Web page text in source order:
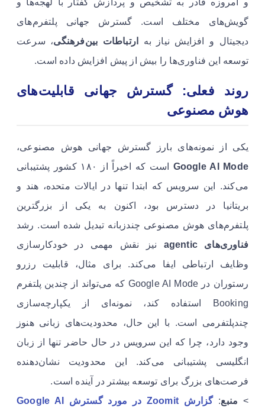
گویش‌های مختلف است. گسترش جهانی پلتفرم‌های
دیجیتال و افزایش نیاز به
ارتباطات بین‌فرهنگی، سرعت
توسعه این فناوری‌ها را بیش از پیش افزایش داده است.
روند فعلی: گسترش جهانی قابلیت‌های
هوش مصنوعی
یکی از نمونه‌های بارز گسترش جهانی هوش مصنوعی،
Google AI Mode
است که اخیراً از ۱۸۰ کشور پشتیبانی
می‌کند. این سرویس که ابتدا تنها در ایالات متحده، هند و
بریتانیا در دسترس بود، اکنون به یکی از بزرگترین
پلتفرم‌های هوش مصنوعی چندزبانه تبدیل شده است. رشد
فناوری‌های agentic
نیز نقش مهمی در خودکارسازی
وظایف ارتباطی ایفا می‌کند. برای مثال، قابلیت رزرو
رستوران در Google AI Mode که می‌تواند از چندین پلتفرم
Booking استفاده کند، نمونه‌ای از یکپارچه‌سازی
چندپلتفرمی است. با این حال، محدودیت‌های زبانی هنوز
وجود دارد، چرا که این سرویس در حال حاضر تنها از زبان
انگلیسی پشتیبانی می‌کند. این محدودیت نشان‌دهنده
فرصت‌های بزرگ برای توسعه بیشتر در آینده است.
> منبع:
گزارش Zoomit در مورد گسترش Google AI